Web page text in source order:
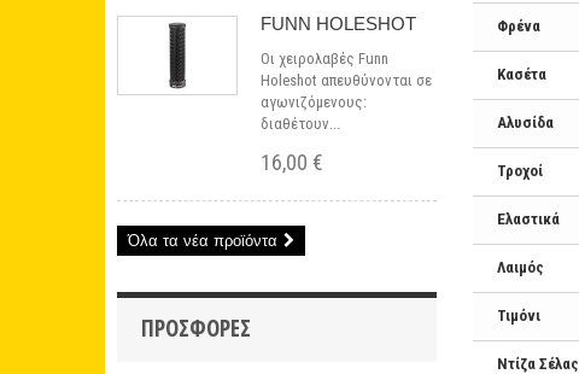
FUNN HOLESHOT
Οι χειρολαβές Funn
Holeshot απευθύνονται σε
αγωνιζόμενους:
διαθέτουν...
16,00 €
Όλα τα νέα προϊόντα
ΠΡΟΣΦΟΡΈΣ
Φρένα
Κασέτα
Αλυσίδα
Τροχοί
Ελαστικά
Λαιμός
Τιμόνι
Ντίζα Σέλας